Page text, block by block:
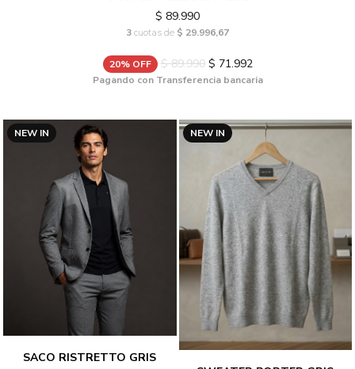
$ 89.990
3cuotas de $ 29.996,67
20% OFF $ 89.990$ 71.992
Pagando con Transferencia bancaria
NEW IN
SACO RISTRETTO GRIS
NEW IN